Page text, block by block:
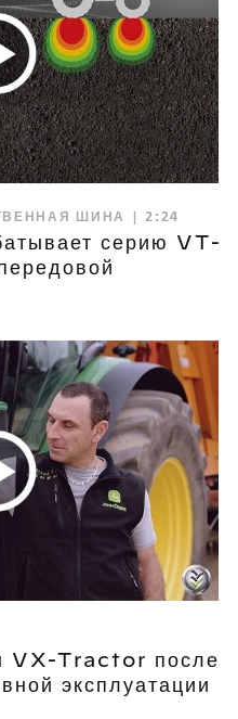
ШИНА | 2:24
серию VT-
VX-Tractor после
эксплуатации